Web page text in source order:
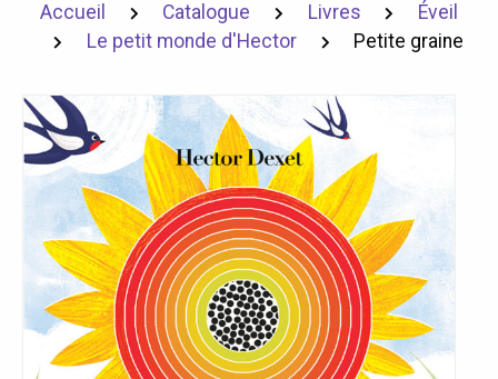
Accueil Catalogue Livres
Éveil
Le petit monde d'Hector
Petite graine